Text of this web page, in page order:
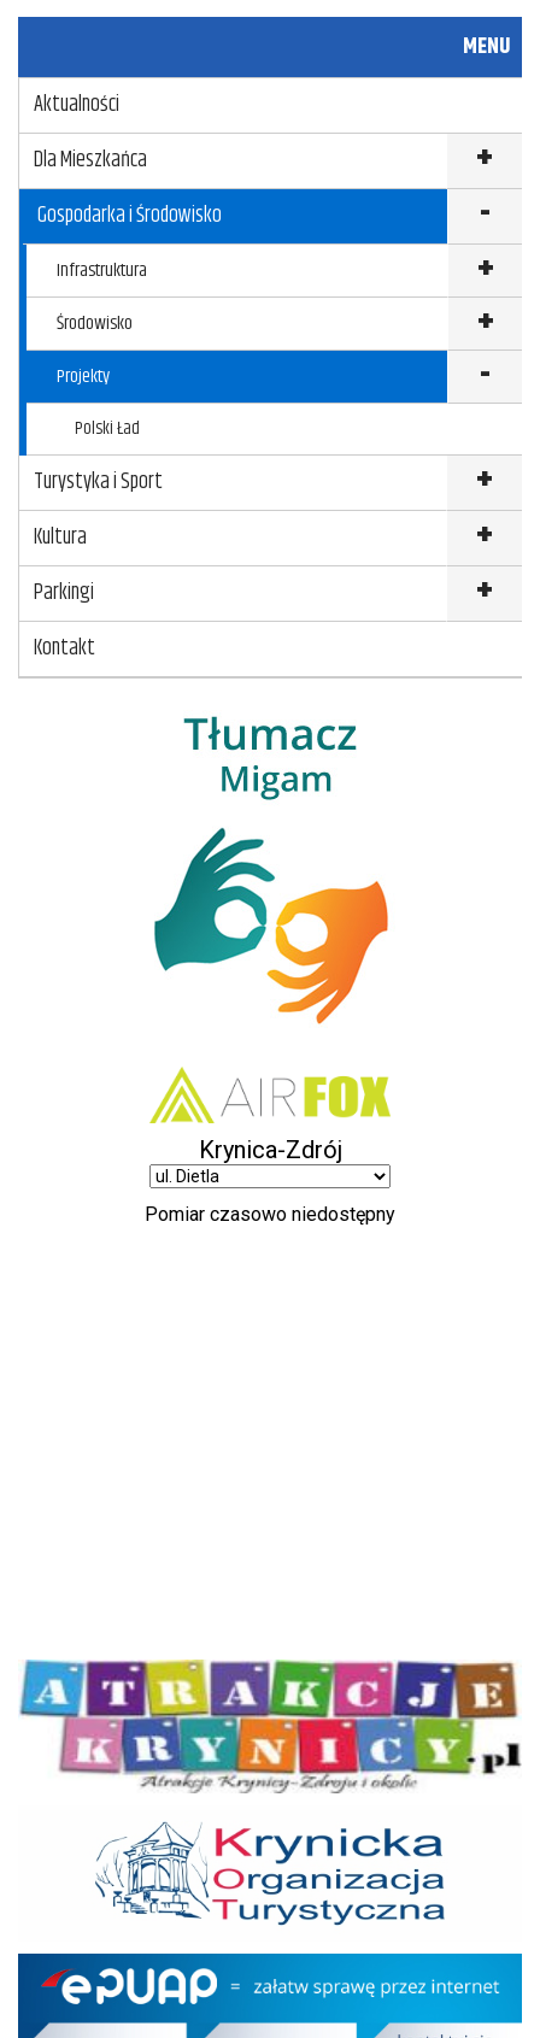
e
b
o
o
k
t
r
i
k
MENU
Aktualności
Dla Mieszkańca
Gospodarka i Środowisko
Infrastruktura
Środowisko
Projekty
Polski Ład
Turystyka i Sport
Kultura
Parkingi
Kontakt
Atrakcje Krynicy